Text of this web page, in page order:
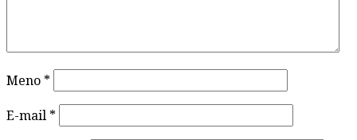
Meno *
E-mail *